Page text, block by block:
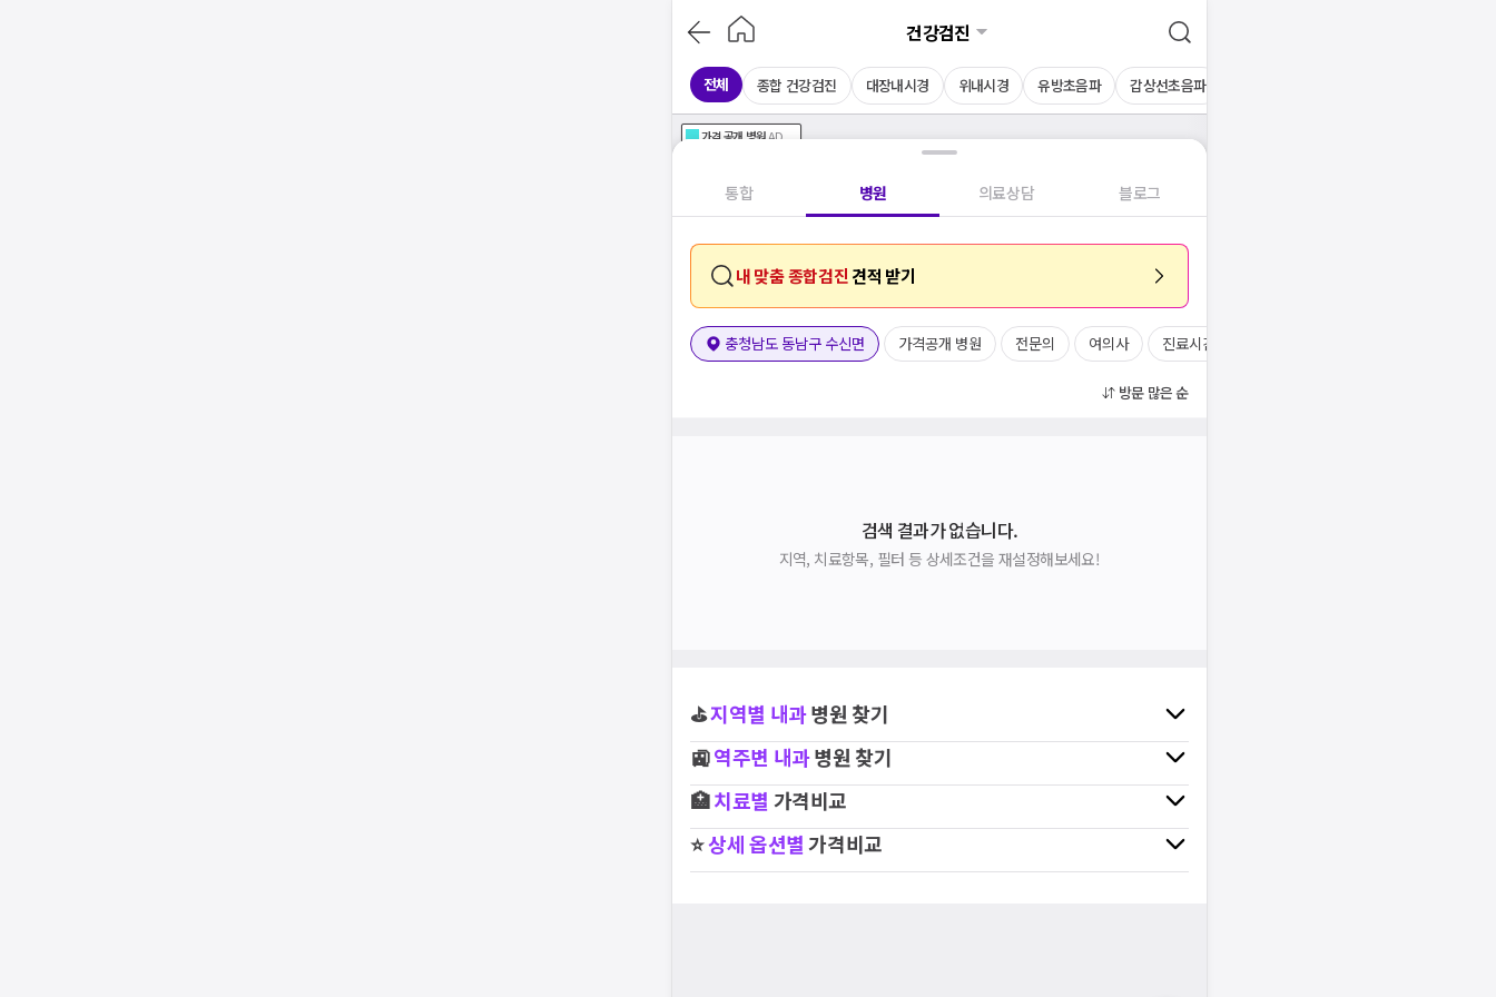
건강검진
전체 종합 건강검진 대장내시경 위내시경 유방초음파 갑상선초음파
가격공개 병원AD
통합 병원 의료상담 블로그
내 맞춤 종합검진 견적 받기
충청남도 동남구 수신면 가격공개 병원 전문의 여의사 진료시간
방문 많은 순
검색 결과가 없습니다.
지역, 치료항목, 필터 등 상세조건을 재설정해보세요!
⛳지역별 내과병원 찾기
🚉역주변 내과병원 찾기
🏥치료별 가격비교
⭐상세 옵션별가격비교